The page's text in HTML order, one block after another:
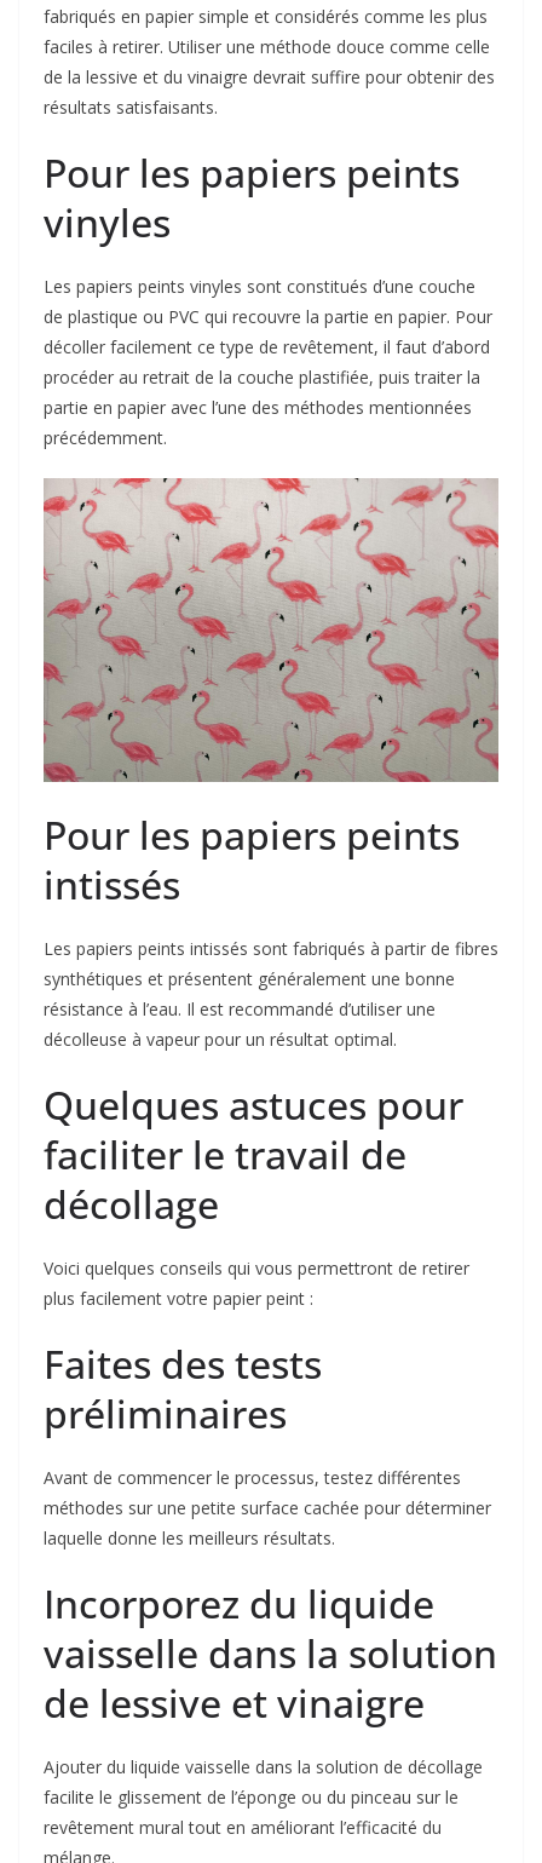
fabriqués en papier simple et considérés comme les plus
faciles à retirer. Utiliser une méthode douce comme celle
de la lessive et du vinaigre devrait suffire pour obtenir des
résultats satisfaisants.
Pour les papiers peints
vinyles
Les papiers peints vinyles sont constitués d’une couche
de plastique ou PVC qui recouvre la partie en papier. Pour
décoller facilement ce type de revêtement, il faut d’abord
procéder au retrait de la couche plastifiée, puis traiter la
partie en papier avec l’une des méthodes mentionnées
précédemment.
Pour les papiers peints
intissés
Les papiers peints intissés sont fabriqués à partir de fibres
synthétiques et présentent généralement une bonne
résistance à l’eau. Il est recommandé d’utiliser une
décolleuse à vapeur pour un résultat optimal.
Quelques astuces pour
faciliter le travail de
décollage
Voici quelques conseils qui vous permettront de retirer
plus facilement votre papier peint :
Faites des tests
préliminaires
Avant de commencer le processus, testez différentes
méthodes sur une petite surface cachée pour déterminer
laquelle donne les meilleurs résultats.
Incorporez du liquide
vaisselle dans la solution
de lessive et vinaigre
Ajouter du liquide vaisselle dans la solution de décollage
facilite le glissement de l’éponge ou du pinceau sur le
revêtement mural tout en améliorant l’efficacité du
mélange.